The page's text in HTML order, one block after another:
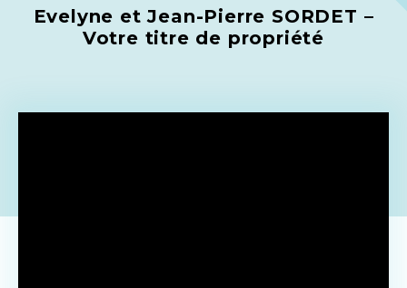
Evelyne et Jean-Pierre SORDET –
Votre titre de propriété